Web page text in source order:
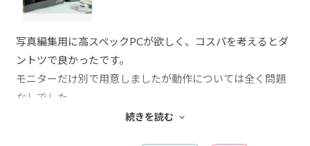
写真編集用に高スペックPCが欲しく、コスパを考えるとダ
ントツで良かったです。
モニターだけ別で用意しましたが動作については全く問題
なしでした。
見積も分かりやすく、購入もスムーズ、予定通りに納品さ
続きを読む